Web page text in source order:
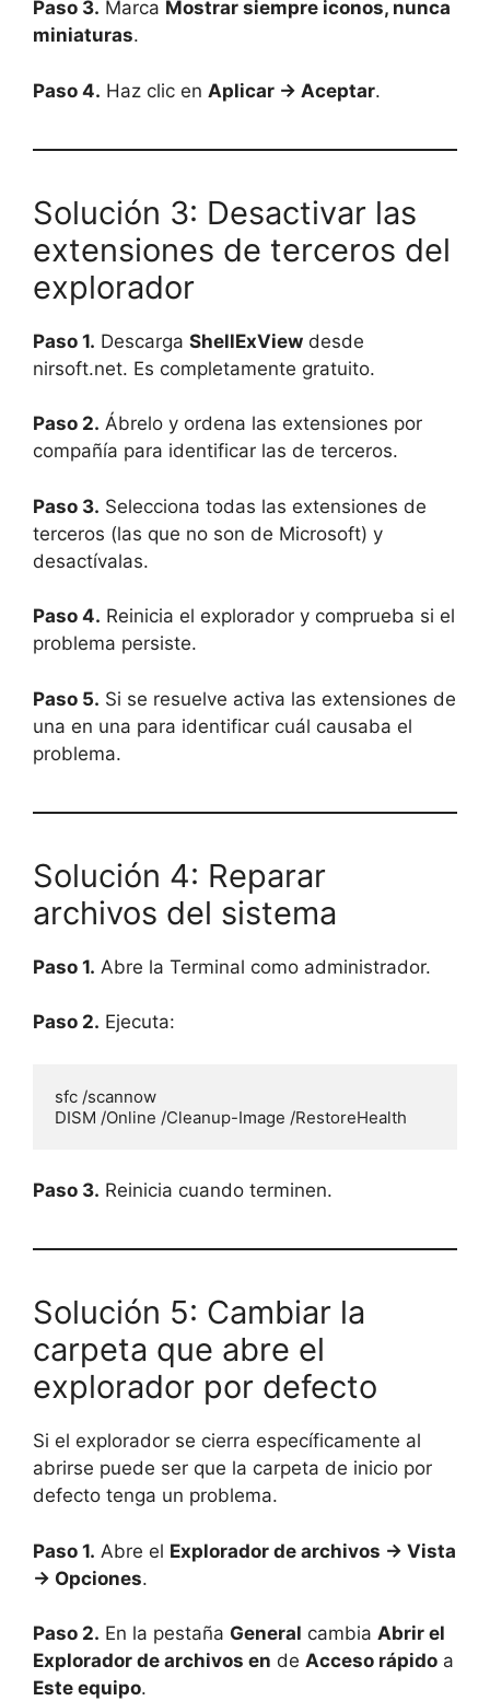
Paso 3. Marca Mostrar siempre iconos, nunca
miniaturas.
Paso 4. Haz clic en Aplicar → Aceptar.
Solución 3: Desactivar las
extensiones de terceros del
explorador
Paso 1. Descarga ShellExView desde
nirsoft.net. Es completamente gratuito.
Paso 2. Ábrelo y ordena las extensiones por
compañía para identificar las de terceros.
Paso 3. Selecciona todas las extensiones de
terceros (las que no son de Microsoft) y
desactívalas.
Paso 4. Reinicia el explorador y comprueba si el
problema persiste.
Paso 5. Si se resuelve activa las extensiones de
una en una para identificar cuál causaba el
problema.
Solución 4: Reparar
archivos del sistema
Paso 1. Abre la Terminal como administrador.
Paso 2. Ejecuta:
sfc /scannow
DISM /Online /Cleanup-Image /RestoreHealth
Paso 3. Reinicia cuando terminen.
Solución 5: Cambiar la
carpeta que abre el
explorador por defecto
Si el explorador se cierra específicamente al
abrirse puede ser que la carpeta de inicio por
defecto tenga un problema.
Paso 1. Abre el Explorador de archivos → Vista
→ Opciones.
Paso 2. En la pestaña General cambia Abrir el
Explorador de archivos en de Acceso rápido a
Este equipo.